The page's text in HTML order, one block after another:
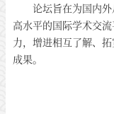
论坛旨在为国内
高水平的国际学术交
力，增进相互了解、
成果。